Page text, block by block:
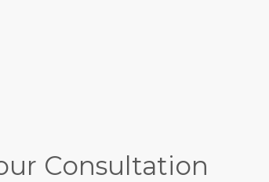
Consultation